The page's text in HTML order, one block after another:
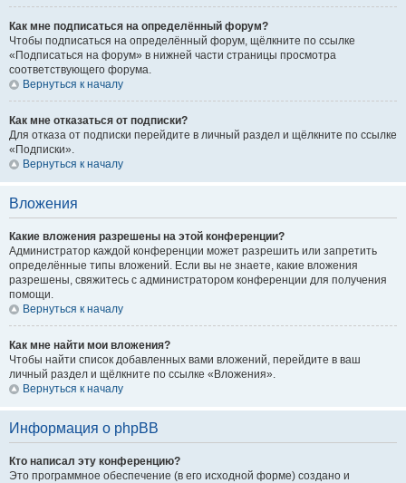
Как мне подписаться на определённый форум?
Чтобы подписаться на определённый форум, щёлкните по ссылке
«Подписаться на форум» в нижней части страницы просмотра
соответствующего форума.
Вернуться к началу
Как мне отказаться от подписки?
Для отказа от подписки перейдите в личный раздел и щёлкните по ссылке
«Подписки».
Вернуться к началу
Вложения
Какие вложения разрешены на этой конференции?
Администратор каждой конференции может разрешить или запретить
определённые типы вложений. Если вы не знаете, какие вложения
разрешены, свяжитесь с администратором конференции для получения
помощи.
Вернуться к началу
Как мне найти мои вложения?
Чтобы найти список добавленных вами вложений, перейдите в ваш
личный раздел и щёлкните по ссылке «Вложения».
Вернуться к началу
Информация о phpBB
Кто написал эту конференцию?
Это программное обеспечение (в его исходной форме) создано и